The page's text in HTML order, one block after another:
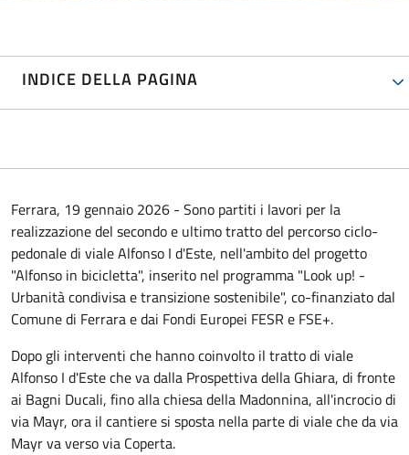
INDICE DELLA PAGINA
Ferrara, 19 gennaio 2026 - Sono partiti i lavori per la
realizzazione del secondo e ultimo tratto del percorso ciclo-
pedonale di viale Alfonso I d'Este, nell'ambito del progetto
"Alfonso in bicicletta", inserito nel programma "Look up! -
Urbanità condivisa e transizione sostenibile", co-finanziato dal
Comune di Ferrara e dai Fondi Europei FESR e FSE+.
Dopo gli interventi che hanno coinvolto il tratto di viale
Alfonso I d'Este che va dalla Prospettiva della Ghiara, di fronte
ai Bagni Ducali, fino alla chiesa della Madonnina, all'incrocio di
via Mayr, ora il cantiere si sposta nella parte di viale che da via
Mayr va verso via Coperta.